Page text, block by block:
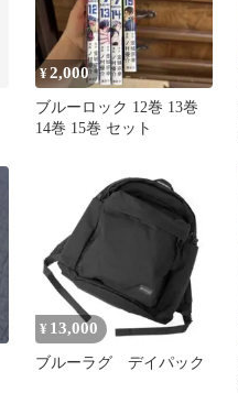
¥2,000
ブルーロック 12巻 13巻
14巻 15巻 セット
¥ 13,000
ブルーラグ デイパック